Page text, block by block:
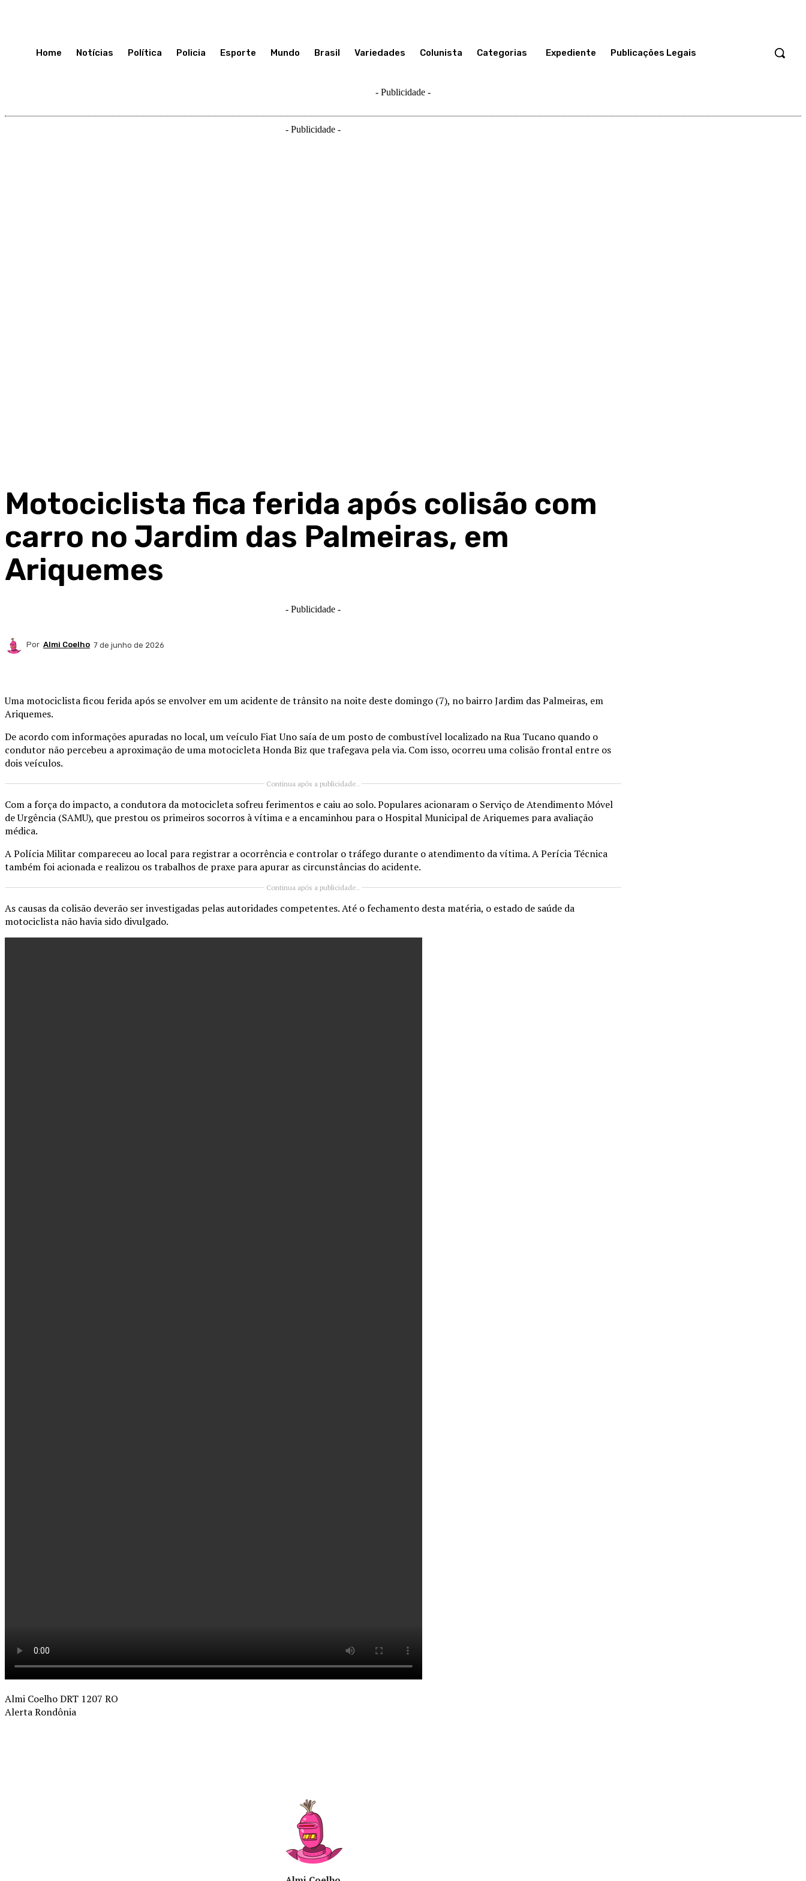
Home Notícias Política Policia Esporte Mundo Brasil Variedades Colunista Categorias Expediente Publicações Legais
- Publicidade -
- Publicidade -
Motociclista fica ferida após colisão com
carro no Jardim das Palmeiras, em
Ariquemes
- Publicidade -
Por Almi Coelho 7 de junho de 2026
Uma motociclista ficou ferida após se envolver em um acidente de trânsito na noite deste domingo (7), no bairro Jardim das Palmeiras, em
Ariquemes.
De acordo com informações apuradas no local, um veículo Fiat Uno saía de um posto de combustível localizado na Rua Tucano quando o
condutor não percebeu a aproximação de uma motocicleta Honda Biz que trafegava pela via. Com isso, ocorreu uma colisão frontal entre os
dois veículos.
Continua após a publicidade..
Com a força do impacto, a condutora da motocicleta sofreu ferimentos e caiu ao solo. Populares acionaram o Serviço de Atendimento Móvel
de Urgência (SAMU), que prestou os primeiros socorros à vítima e a encaminhou para o Hospital Municipal de Ariquemes para avaliação
médica.
A Polícia Militar compareceu ao local para registrar a ocorrência e controlar o tráfego durante o atendimento da vítima. A Perícia Técnica
também foi acionada e realizou os trabalhos de praxe para apurar as circunstâncias do acidente.
Continua após a publicidade..
As causas da colisão deverão ser investigadas pelas autoridades competentes. Até o fechamento desta matéria, o estado de saúde da
motociclista não havia sido divulgado.
Almi Coelho DRT 1207 RO
Alerta Rondônia